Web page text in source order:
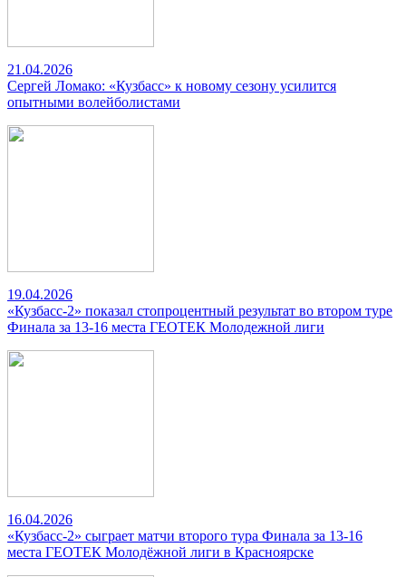
21.04.2026
Сергей Ломако: «Кузбасс» к новому сезону усилится
опытными волейболистами
19.04.2026
«Кузбасс-2» показал стопроцентный результат во втором туре
Финала за 13-16 места ГЕОТЕК Молодежной лиги
16.04.2026
«Кузбасс-2» сыграет матчи второго тура Финала за 13-16
места ГЕОТЕК Молодёжной лиги в Красноярске